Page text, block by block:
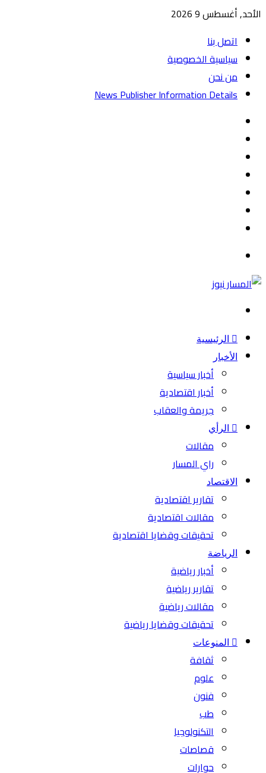
الأحد, أغسطس 9 2026
اتصل بنا
سياسية الخصوصية
من نحن
News Publisher Information Details
الرئيسية
الأخبار
أخبار سياسية
أخبار اقتصادية
جريمة والعقاب
الرأي
مقالات
راي المسار
الاقتصاد
تقارير اقتصادية
مقالات اقتصادية
تحقيقات وقضايا اقتصادية
الرياضة
أخبار رياضية
تقارير رياضية
مقالات رياضية
تحقيقات وقضايا رياضية
المنوعات
ثقافة
علوم
فنون
طب
التكنولوجيا
قصاصات
حوارات